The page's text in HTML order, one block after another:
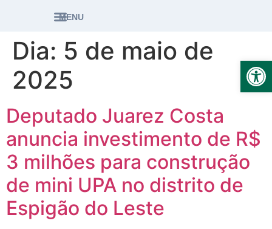
MENU
Dia: 5 de maio de
2025
Deputado Juarez Costa
anuncia investimento de R$
3 milhões para construção
de mini UPA no distrito de
Espigão do Leste